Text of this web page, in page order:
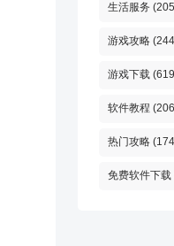
生活服务
游戏攻略
游戏下载
软件教程
热门攻略
免费软件下载